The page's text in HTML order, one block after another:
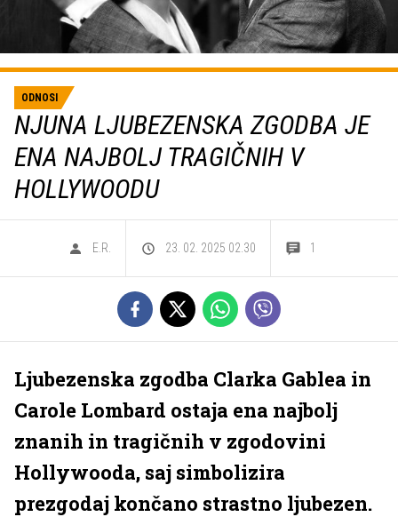
ODNOSI
NJUNA LJUBEZENSKA ZGODBA JE
ENA NAJBOLJ TRAGIČNIH V
HOLLYWOODU
E.R. 23. 02. 2025 02.30 1
Ljubezenska zgodba Clarka Gablea in
Carole Lombard ostaja ena najbolj
znanih in tragičnih v zgodovini
Hollywooda, saj simbolizira
prezgodaj končano strastno ljubezen.